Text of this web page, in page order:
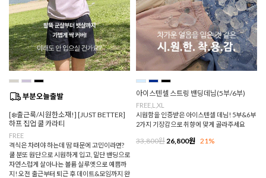
[❄️출근룩/시원한소재!] [JUST BETTER]
하프 집업 쿨 카라티
FREE
격식은 차려야 하는데 땀 때문에 고민이라면?
쿨 분또 원단으로 시원하게 입고, 밑단 밴딩으로
자연스럽게 살아나는 볼륨 실루엣으로 예쁨까
지! 오전 출근부터 퇴근 후 데이트&모임까지 완
아이스텐셀 스트링 밴딩데님(5부/6부)
FREE,L,XL
시원함을 인증받은 아이스텐셀 데님! 5부&6부
2가지 기장감으로 취향에 맞게 골라주세요
33,800원 26,800원 21%